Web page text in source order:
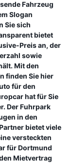
Fahrzeug
Slogan
Sie sich
bietet
Preis an, der
sowie
Mit den
finden Sie hier
für den
hat für Sie
Der Fuhrpark
in den
bietet viele
versteckten
für Dortmund
Mietvertrag